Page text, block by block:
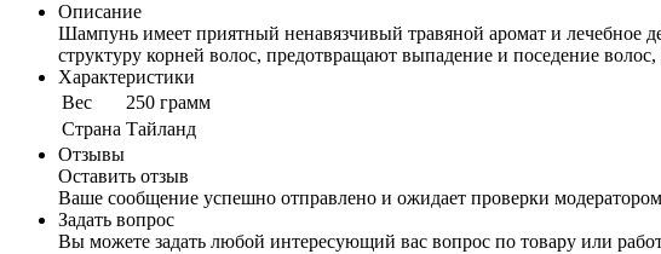
Описание
Шампунь имеет приятный ненавязчивый травяной аромат и лечебное
структуру корней волос, предотвращают выпадение и поседение
Характеристики
Вес
250 грамм
Cтрана Тайланд
Отзывы
Оставить отзыв
Ваше сообщение успешно отправлено и ожидает проверки модератором
Задать вопрос
Вы можете задать любой интересующий вас вопрос по товару или